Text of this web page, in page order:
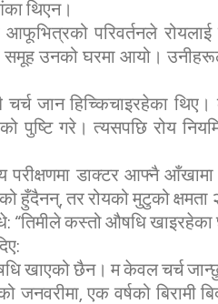
थिएन।
आफूभित्रको परिवर्तनले
समूह उनको घरमा आयो।
जान हिच्किचाइरहेका
पुष्टि गरे। त्यसपछि रोय
परीक्षणमा डाक्टर आफ्नै
हुँदैनन्, तर रोयको मुटुको
“तिमीले कस्तो औषधि खाइरहेका
खाएको छैन। म केवल चर्च जान्छु
एक वर्षको बिरामी